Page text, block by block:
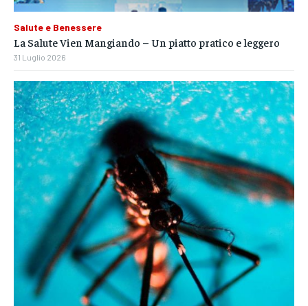
Salute e Benessere
La Salute Vien Mangiando – Un piatto pratico e leggero
31 Luglio 2026